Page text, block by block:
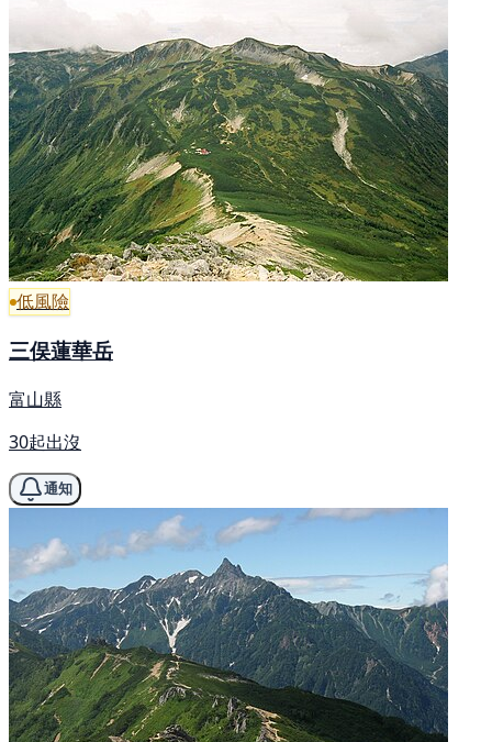
低風險
三俣蓮華岳
富山縣
30起出沒
通知